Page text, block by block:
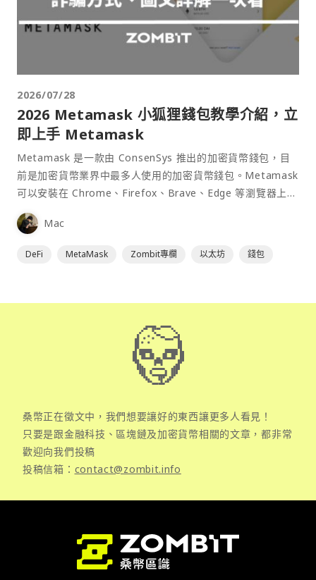
2026/07/28
2026 Metamask 小狐狸錢包教學介紹，立
即上手 Metamask
Metamask 是一款由 ConsenSys 推出的加密貨幣錢包，目
前是加密貨幣業界中最多人使用的加密貨幣錢包。Metamask
可以安裝在 Chrome、Firefox、Brave、Edge 等瀏覽器上作
為插件使用，具備許多功能且使用上非常方便。
Mac
DeFi MetaMask Zombit專欄 以太坊 錢包
桑幣正在徵文中，我們想要讓好的東西讓更多人看見！
只要是跟金融科技、區塊鏈及加密貨幣相關的文章，都非常
歡迎向我們投稿
投稿信箱： contact@zombit.info